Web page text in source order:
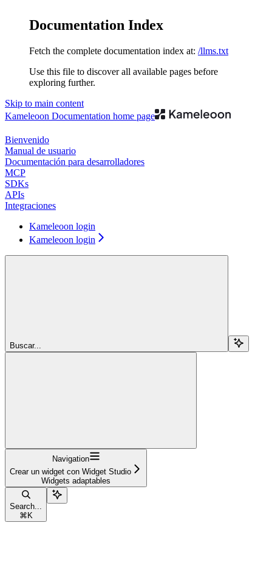
Documentation Index
Fetch the complete documentation index at: /llms.txt
Use this file to discover all available pages before
exploring further.
Skip to main content
Kameleoon Documentation home page
Bienvenido
Manual de usuario
Documentación para desarrolladores
MCP
SDKs
APIs
Integraciones
Kameleoon login
Kameleoon login
Buscar...
Navigation
Crear un widget con Widget Studio
Widgets adaptables
Search...
⌘ K